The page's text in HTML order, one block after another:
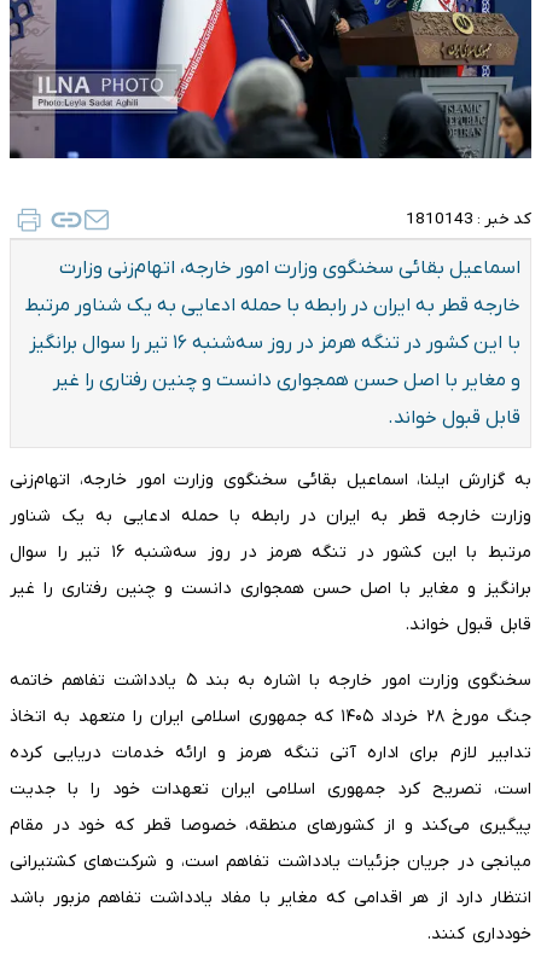
کد خبر : 1810143
اسماعیل بقائی سخنگوی وزارت امور خارجه، اتهام‌زنی وزارت
خارجه قطر به ایران در رابطه با حمله ادعایی به یک شناور مرتبط
با این کشور در تنگه هرمز در روز سه‌شنبه ۱۶ تیر را سوال برانگیز
و مغایر با اصل حسن همجواری دانست و چنین رفتاری را غیر
قابل قبول خواند.
به گزارش ایلنا، اسماعیل بقائی سخنگوی وزارت امور خارجه، اتهام‌زنی
وزارت خارجه قطر به ایران در رابطه با حمله ادعایی به یک شناور
مرتبط با این کشور در تنگه هرمز در روز سه‌شنبه ۱۶ تیر را سوال
برانگیز و مغایر با اصل حسن همجواری دانست و چنین رفتاری را غیر
قابل قبول خواند.
سخنگوی وزارت امور خارجه با اشاره به بند ۵ یادداشت تفاهم خاتمه
جنگ مورخ ۲۸ خرداد ۱۴۰۵ که جمهوری اسلامی ایران را متعهد به اتخاذ
تدابیر لازم برای اداره آتی تنگه هرمز و ارائه خدمات دریایی کرده
است، تصریح کرد جمهوری اسلامی ایران تعهدات خود را با جدیت
پیگیری می‌کند و از کشورهای منطقه، خصوصا قطر که خود در مقام
میانجی در جریان جزئیات یادداشت تفاهم است، و شرکت‌های کشتیرانی
انتظار دارد از هر اقدامی که مغایر با مفاد یادداشت تفاهم مزبور باشد
خودداری کنند.